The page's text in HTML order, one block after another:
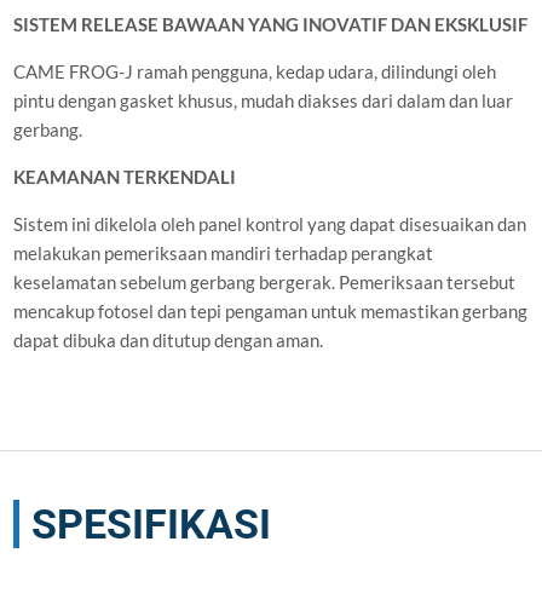
SISTEM RELEASE BAWAAN YANG INOVATIF DAN EKSKLUSIF
CAME FROG-J ramah pengguna, kedap udara, dilindungi oleh
pintu dengan gasket khusus, mudah diakses dari dalam dan luar
gerbang.
KEAMANAN TERKENDALI
Sistem ini dikelola oleh panel kontrol yang dapat disesuaikan dan
melakukan pemeriksaan mandiri terhadap perangkat
keselamatan sebelum gerbang bergerak. Pemeriksaan tersebut
mencakup fotosel dan tepi pengaman untuk memastikan gerbang
dapat dibuka dan ditutup dengan aman.
SPESIFIKASI